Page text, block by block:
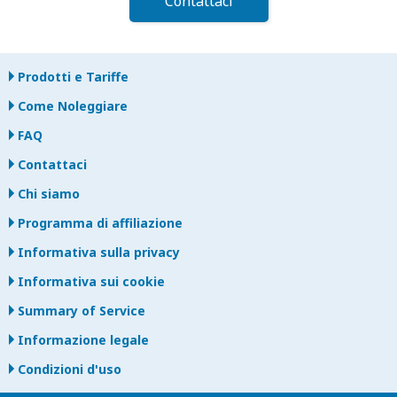
Prodotti e Tariffe
Come Noleggiare
FAQ
Contattaci
Chi siamo
Programma di affiliazione
Informativa sulla privacy
Informativa sui cookie
Summary of Service
Informazione legale
Condizioni d'uso